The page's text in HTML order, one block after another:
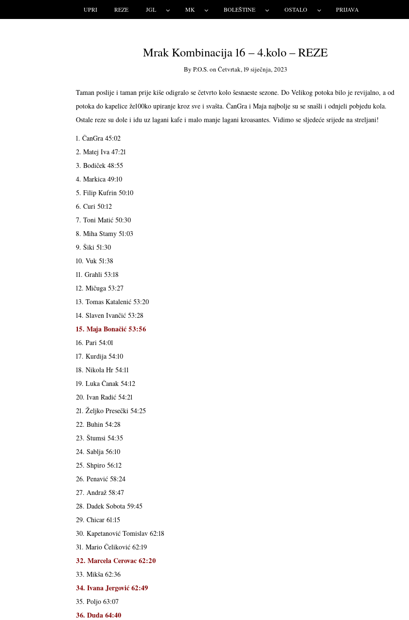
UPRI REZE JGL MK BOLEŠTINE OSTALO PRIJAVA
Mrak Kombinacija 16 – 4.kolo – REZE
ByP.o.s.onČetvrtak, 19 siječnja, 2023
Taman poslije i taman prije kiše odigralo se četvrto kolo šesnaeste sezone. Do Velikog potoka bilo je revijalno, a od
potoka do kapelice že100ko upiranje kroz sve i svašta. ČanGra i Maja najbolje su se snašli i odnjeli pobjedu kola.
Ostale reze su dole i idu uz lagani kafe i malo manje lagani kroasantes. Vidimo se sljedeće srijede na streljani!
1. ČanGra 45:02
2. Matej Iva 47:21
3. Bodiček 48:55
4. Markica 49:10
5. Filip Kufrin 50:10
6. Curi 50:12
7. Toni Matić 50:30
8. Miha Stamy 51:03
9. Šiki 51:30
10. Vuk 51:38
11. Grahli 53:18
12. Mičuga 53:27
13. Tomas Katalenić 53:20
14. Slaven Ivančić 53:28
15. Maja Bonačić 53:56
16. Pari 54:01
17. Kurdija 54:10
18. Nikola Hr 54:11
19. Luka Čanak 54:12
20. Ivan Radić 54:21
21. Željko Presečki 54:25
22. Buhin 54:28
23. Štumsi 54:35
24. Sablja 56:10
25. Shpiro 56:12
26. Penavić 58:24
27. Andraž 58:47
28. Dadek Sobota 59:45
29. Chicar 61:15
30. Kapetanović Tomislav 62:18
31. Mario Čeliković 62:19
32. Marcela Cerovac 62:20
33. Mikša 62:36
34. Ivana Jergović 62:49
35. Poljo 63:07
36. Duda 64:40